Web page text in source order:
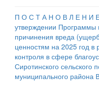
П О С Т А Н О В Л Е Н И Е
утверждении Программы
причинения вреда
ценностям на 2025 год в
контроля в сфере
Сиротинского сельского
муниципального района